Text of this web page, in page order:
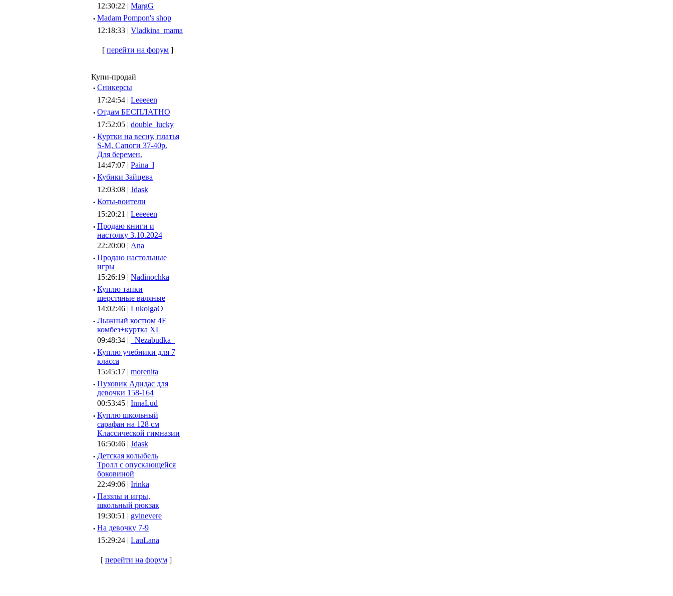
12:30:22 | MargG
· Madam Pompon's shop
12:18:33 | Vladkina_mama
[ перейти на форум ]
Купи-продай
· Сникерсы
17:24:54 | Leeeeen
· Отдам БЕСПЛАТНО
17:52:05 | double_lucky
· Куртки на весну, платья
S-M, Сапоги 37-40р.
Для беремен.
14:47:07 | Paina_l
· Кубики Зайцева
12:03:08 | Jdask
· Коты-воители
15:20:21 | Leeeeen
· Продаю книги и
настолку 3.10.2024
22:20:00 | Ana
· Продаю настольные
игры
15:26:19 | Nadinochka
· Куплю тапки
шерстяные валяные
14:02:46 | LukolgaO
· Лыжный костюм 4F
комбез+куртка XL
09:48:34 |
_Nezabudka_
· Куплю учебники для 7
класса
15:45:17 | morenita
· Пуховик Адидас для
девочки 158-164
00:53:45 | InnaLud
· Куплю школьный
сарафан на 128 см
Классической гимназии
16:50:46 | Jdask
· Детская колыбель
Тролл с опускающейся
боковиной
22:49:06 | Irinka
· Паззлы и игры,
школьный рюкзак
19:30:51 | gvinevere
· Hа девочку 7-9
15:29:24 | LauLana
[ перейти на форум ]